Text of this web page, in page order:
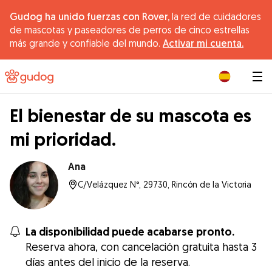
Gudog ha unido fuerzas con Rover, la red de cuidadores
de mascotas y paseadores de perros de cinco estrellas
más grande y confiable del mundo. Activar mi cuenta.
El bienestar de su mascota es
mi prioridad.
Ana
C/Velázquez N°, 29730, Rincón de la Victoria
La disponibilidad puede acabarse pronto.
Reserva ahora, con cancelación gratuita hasta 3
días antes del inicio de la reserva.